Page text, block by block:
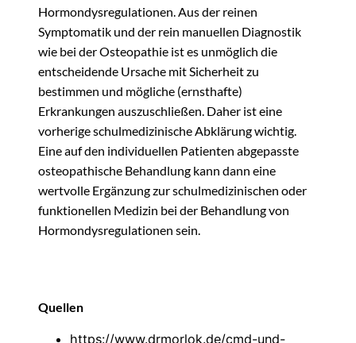
Hormondysregulationen. Aus der reinen
Symptomatik und der rein manuellen Diagnostik
wie bei der Osteopathie ist es unmöglich die
entscheidende Ursache mit Sicherheit zu
bestimmen und mögliche (ernsthafte)
Erkrankungen auszuschließen. Daher ist eine
vorherige schulmedizinische Abklärung wichtig.
Eine auf den individuellen Patienten abgepasste
osteopathische Behandlung kann dann eine
wertvolle Ergänzung zur schulmedizinischen oder
funktionellen Medizin bei der Behandlung von
Hormondysregulationen sein.
Quellen
https://www.drmorlok.de/cmd-und-